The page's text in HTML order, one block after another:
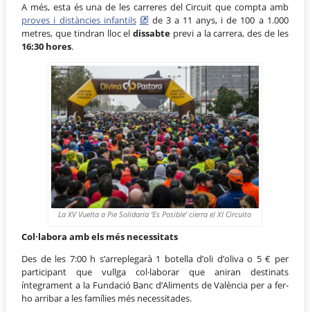
A més, esta és una de les carreres del Circuit que compta amb
proves i distàncies infantils
de 3 a 11 anys, i de 100 a 1.000
metres, que tindran lloc eldissabte previ a la carrera, des de les
16:30 hores.
La XV Vuelta a Pie Solidaria ‘Es Posible’ cierra el XI Circuito
Col·labora amb els més necessitats
Des de les 7:00 h s’arreplegarà 1 botella d’oli d’oliva o 5 € per
participant que vullga col·laborar que aniran destinats
íntegrament a la Fundació Banc d’Aliments de València per a fer-
ho arribar a les famílies més necessitades.